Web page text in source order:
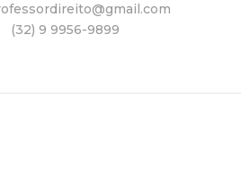
(32) 9 9956-9899